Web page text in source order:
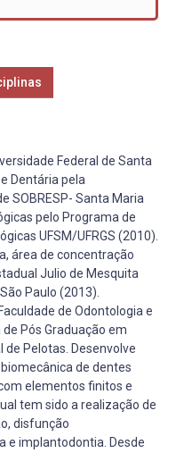
Federal de Santa
Dentária pela
SOBRESP- Santa Maria
pelo Programa de
UFSM/UFRGS (2010).
área de concentração
Julio de Mesquita
Paulo (2013).
de Odontologia e
Pós Graduação em
de Pelotas. Desenvolve
de dentes
elementos finitos e
tem sido a realização de
disfunção
e implantodontia. Desde